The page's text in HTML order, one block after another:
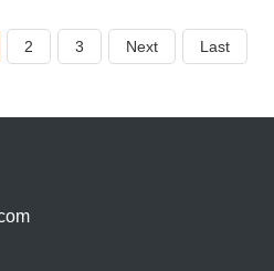
2 3 Next Last